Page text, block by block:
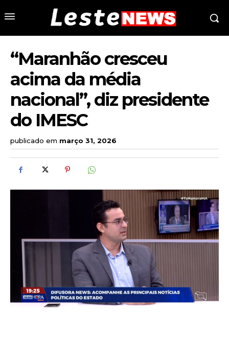
“Maranhão cresceu
acima da média
nacional”, diz presidente
do IMESC
publicado em março 31, 2026